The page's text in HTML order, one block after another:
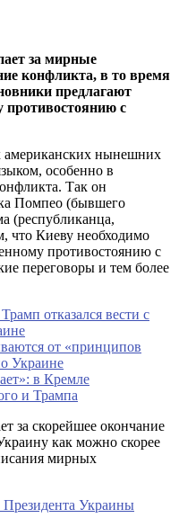
за мирные
конфликта, в то время
предлагают
противостоянию с
американских нынешних
особенно в
Так он
Помпео (бывшего
(республиканца,
что Киеву необходимо
противостоянию с
переговоры и тем более
отказался вести с
от «принципов
Украине
в Кремле
и Трампа
за скорейшее окончание
как можно скорее
мирных
Президента Украины